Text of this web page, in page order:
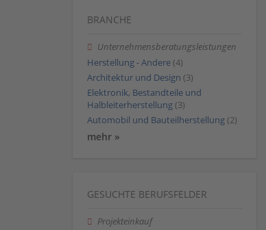
BRANCHE
Unternehmensberatungsleistungen
Herstellung - Andere (4)
Architektur und Design (3)
Elektronik, Bestandteile und
Halbleiterherstellung (3)
Automobil und Bauteilherstellung (2)
mehr »
GESUCHTE BERUFSFELDER
Projekteinkauf